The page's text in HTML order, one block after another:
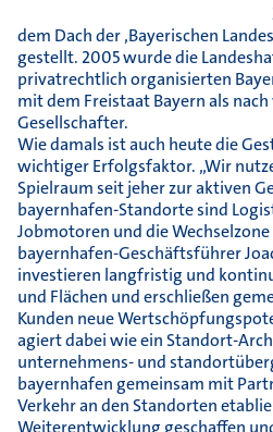
dem Dach der ‚Bayerischen
gestellt. 2005 wurde die
privatrechtlich organisierten
mit dem Freistaat Bayern als
Gesellschafter.
Wie damals ist auch heute die
wichtiger Erfolgsfaktor. „Wir
Spielraum seit jeher zur aktiven
bayernhafen-Standorte sind
Jobmotoren und die
bayernhafen-Geschäftsführer
investieren langfristig und
und Flächen und erschließen
Kunden neue
agiert dabei wie ein Standort-
unternehmens- und
bayernhafen gemeinsam mit
Verkehr an den Standorten
Weiterentwicklung geschaffen